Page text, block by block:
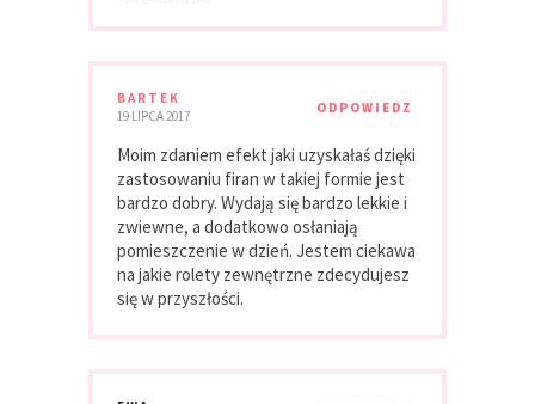
BARTEK
19 LIPCA 2017
ODPOWIEDZ
Moim zdaniem efekt jaki uzyskałaś dzięki
zastosowaniu firan w takiej formie jest
bardzo dobry. Wydają się bardzo lekkie i
zwiewne, a dodatkowo osłaniają
pomieszczenie w dzień. Jestem ciekawa
na jakie rolety zewnętrzne zdecydujesz
się w przyszłości.